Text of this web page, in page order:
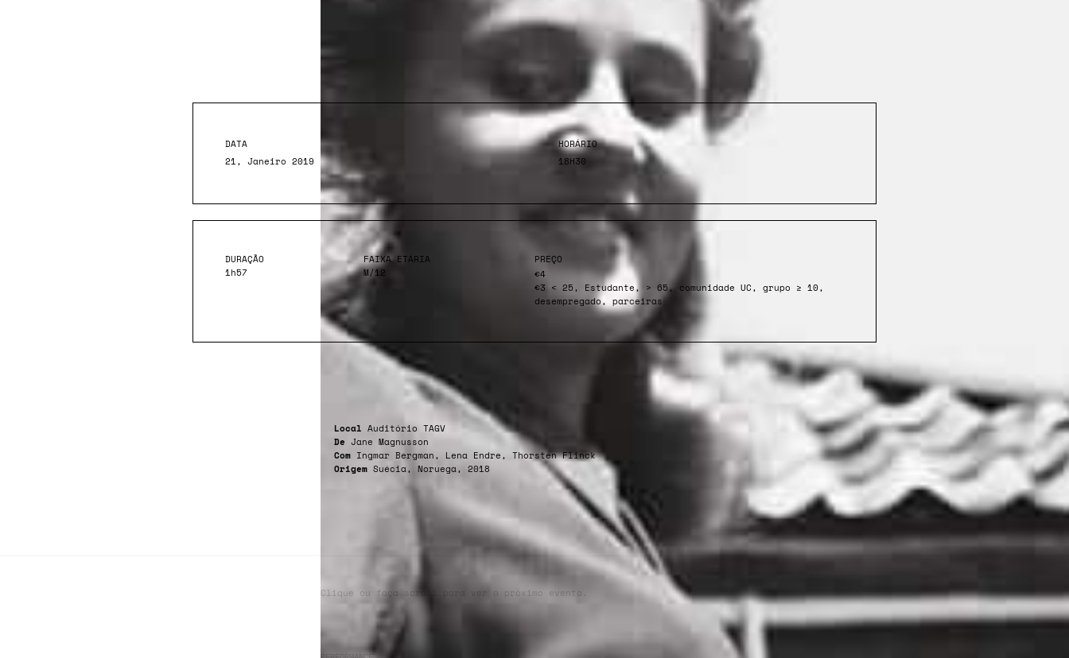
DATA
21, Janeiro 2019
HORÁRIO
18H30
DURAÇÃO
1h57
FAIXA ETÁRIA
M/12
PREÇO
€4
€3 < 25, Estudante, > 65, comunidade UC, grupo ≥ 10,
desempregado, parceiras
Local Auditório TAGV
De Jane Magnusson
Com Ingmar Bergman, Lena Endre, Thorsten Flinck
Origem Suécia, Noruega, 2018
Clique ou faça scroll para ver o próximo evento.